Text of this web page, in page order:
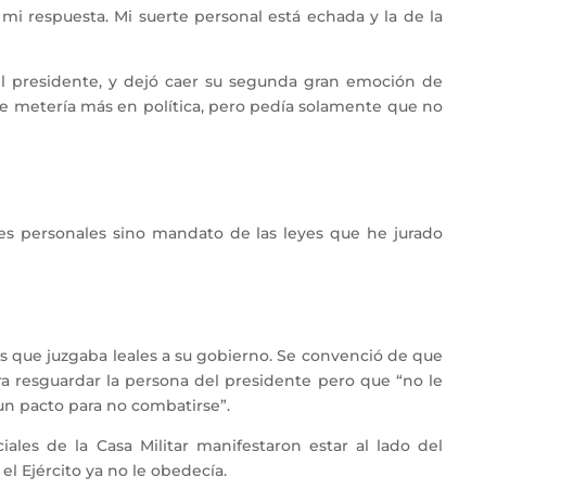
respuesta. Mi suerte personal está echada y la de la
y dejó caer su segunda gran emoción de
metería más en política, pero pedía solamente que no
sino mandato de las leyes que he jurado
juzgaba leales a su gobierno. Se convenció de que
resguardar la persona del presidente pero que “no le
pacto para no combatirse”.
de la Casa Militar manifestaron estar al lado del
Ejército ya no le obedecía.